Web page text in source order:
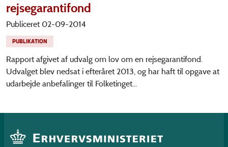
rejsegarantifond
Publiceret 02-09-2014
PUBLIKATION
Rapport afgivet af udvalg om lov om en rejsegarantifond.
Udvalget blev nedsat i efteråret 2013, og har haft til opgave at
udarbejde anbefalinger til Folketinget...